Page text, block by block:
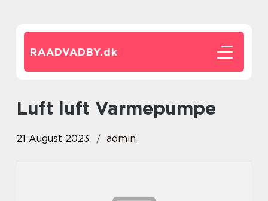
RAADVADBY.dk
luft luft Varmepumpe
21 August 2023 admin